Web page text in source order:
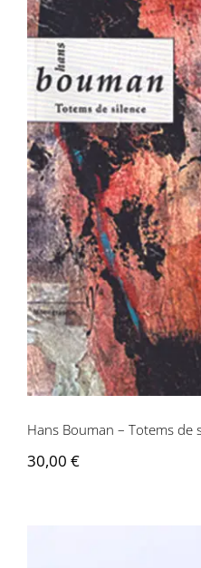
Hans Bouman –
Hans Bouman – Totems de
30,00 €